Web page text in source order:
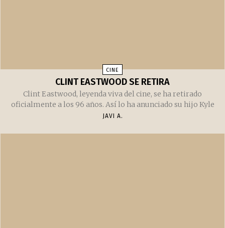
CINE
CLINT EASTWOOD SE RETIRA
Clint Eastwood, leyenda viva del cine, se ha retirado
oficialmente a los 96 años. Así lo ha anunciado su hijo Kyle
JAVI A.